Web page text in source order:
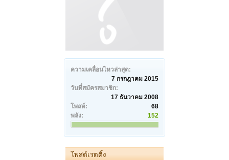
ความเคลื่อนไหวล่าสุด:
7 กรกฎาคม 2015
วันที่สมัครสมาชิก:
17 ธันวาคม 2008
โพสต์:
68
พลัง:
152
โพสต์เรตติ้ง